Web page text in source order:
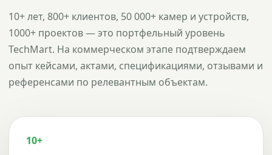
10+ лет, 800+ клиентов, 50 000+ камер и устройств,
1000+ проектов — это портфельный уровень
TechMart. На коммерческом этапе подтверждаем
опыт кейсами, актами, спецификациями, отзывами и
референсами по релевантным объектам.
10+